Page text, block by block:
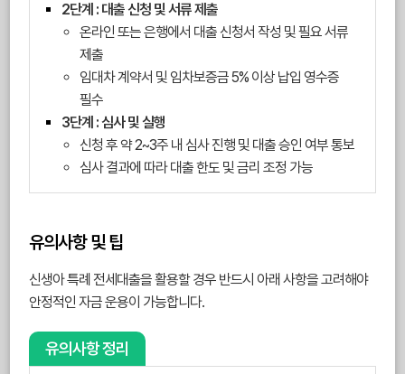
2단계 : 대출 신청 및 서류 제출
온라인 또는 은행에서 대출 신청서 작성 및 필요 서류
제출
임대차 계약서 및 임차보증금 5% 이상 납입 영수증
필수
3단계 : 심사 및 실행
신청 후 약 2~3주 내 심사 진행 및 대출 승인 여부 통보
심사 결과에 따라 대출 한도 및 금리 조정 가능
유의사항 및 팁
신생아 특례 전세대출을 활용할 경우 반드시 아래 사항을 고려해야
안정적인 자금 운용이 가능합니다.
유의사항 정리